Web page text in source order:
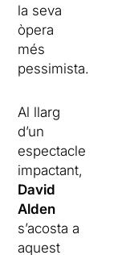
la seva
òpera
més
pessimista.
Al llarg
d’un
espectacle
impactant,
David
Alden
s’acosta a
aquest